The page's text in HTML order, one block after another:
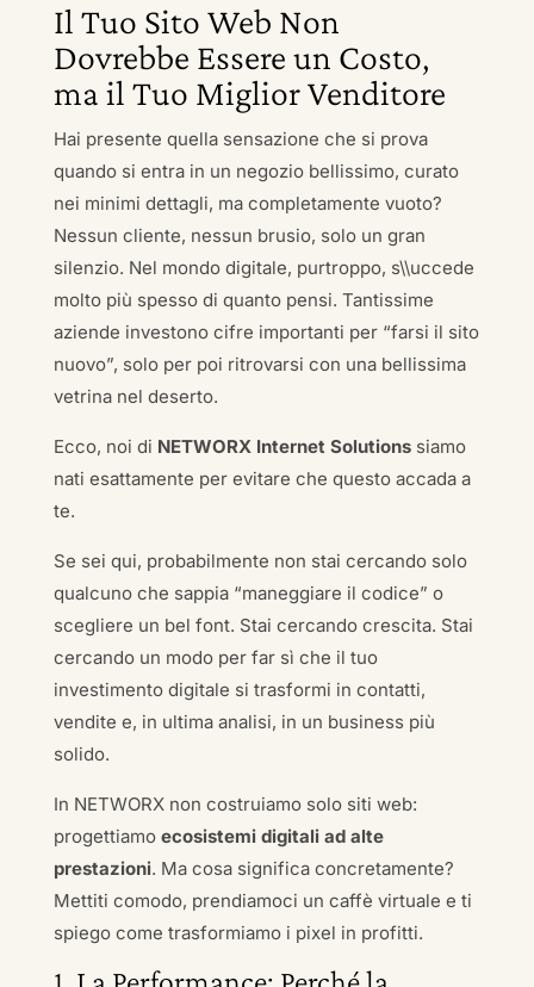
Il Tuo Sito Web Non
Dovrebbe Essere un Costo,
ma il Tuo Miglior Venditore
Hai presente quella sensazione che si prova
quando si entra in un negozio bellissimo, curato
nei minimi dettagli, ma completamente vuoto?
Nessun cliente, nessun brusio, solo un gran
silenzio. Nel mondo digitale, purtroppo, s\\uccede
molto più spesso di quanto pensi. Tantissime
aziende investono cifre importanti per “farsi il sito
nuovo”, solo per poi ritrovarsi con una bellissima
vetrina nel deserto.
Ecco, noi di NETWORX Internet Solutionssiamo
nati esattamente per evitare che questo accada a
te.
Se sei qui, probabilmente non stai cercando solo
qualcuno che sappia “maneggiare il codice” o
scegliere un bel font. Stai cercando crescita. Stai
cercando un modo per far sì che il tuo
investimento digitale si trasformi in contatti,
vendite e, in ultima analisi, in un business più
solido.
In NETWORX non costruiamo solo siti web:
progettiamo ecosistemi digitali ad alte
prestazioni. Ma cosa significa concretamente?
Mettiti comodo, prendiamoci un caffè virtuale e ti
spiego come trasformiamo i pixel in profitti.